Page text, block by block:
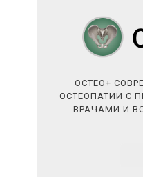
ОСТЕО+
ОСТЕОПАТИИ С
ВРАЧАМИ И